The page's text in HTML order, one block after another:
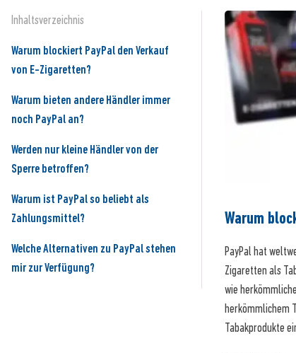
Inhaltsverzeichnis
Warum blockiert PayPal den Verkauf
von E-Zigaretten?
Warum bieten andere Händler immer
noch PayPal an?
Werden nur kleine Händler von der
Sperre betroffen?
Warum ist PayPal so beliebt als
Zahlungsmittel?
Welche Alternativen zu PayPal stehen
mir zur Verfügung?
Warum
PayPal hat
Zigaretten als
wie
herkömmlichem
Tabakprodukte